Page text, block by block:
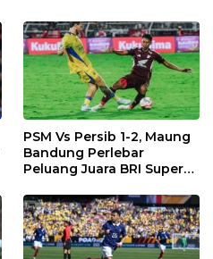
PSM Vs Persib 1-2, Maung
Bandung Perlebar
Peluang Juara BRI Super